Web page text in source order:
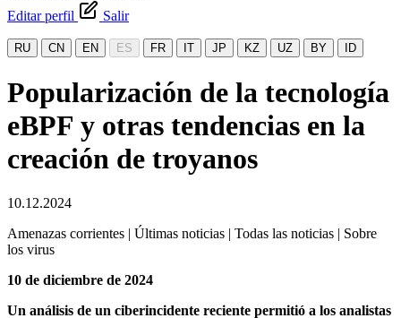
Editar perfil
Salir
RU CN EN ES FR IT JP KZ UZ BY ID
Popularización de la tecnología
eBPF y otras tendencias en la
creación de troyanos
10.12.2024
Amenazas corrientes | Últimas noticias | Todas las noticias | Sobre
los virus
10 de diciembre de 2024
Un análisis de un ciberincidente reciente permitió a los analistas